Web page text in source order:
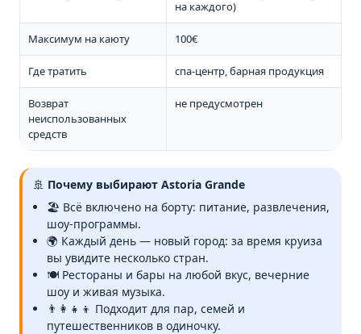
на каждого)
Максимум на каюту 100€
Где тратить спа-центр, барная продукция
Возврат
неиспользованных
средств
не предусмотрен
🚢 Почему выбирают Astoria Grande
🏖️ Всё включено на борту: питание, развлечения,
шоу-программы.
🌍 Каждый день — новый город: за время круиза
вы увидите несколько стран.
🍽️ Рестораны и бары на любой вкус, вечерние
шоу и живая музыка.
👨‍👩‍👧‍👦 Подходит для пар, семей и
путешественников в одиночку.